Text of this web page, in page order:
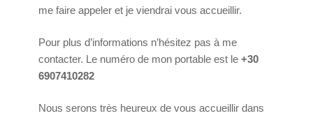
me faire appeler et je viendrai vous accueillir.
Pour plus d’informations n’hésitez pas à me
contacter. Le numéro de mon portable est le +30
6907410282
Nous serons très heureux de vous accueillir dans